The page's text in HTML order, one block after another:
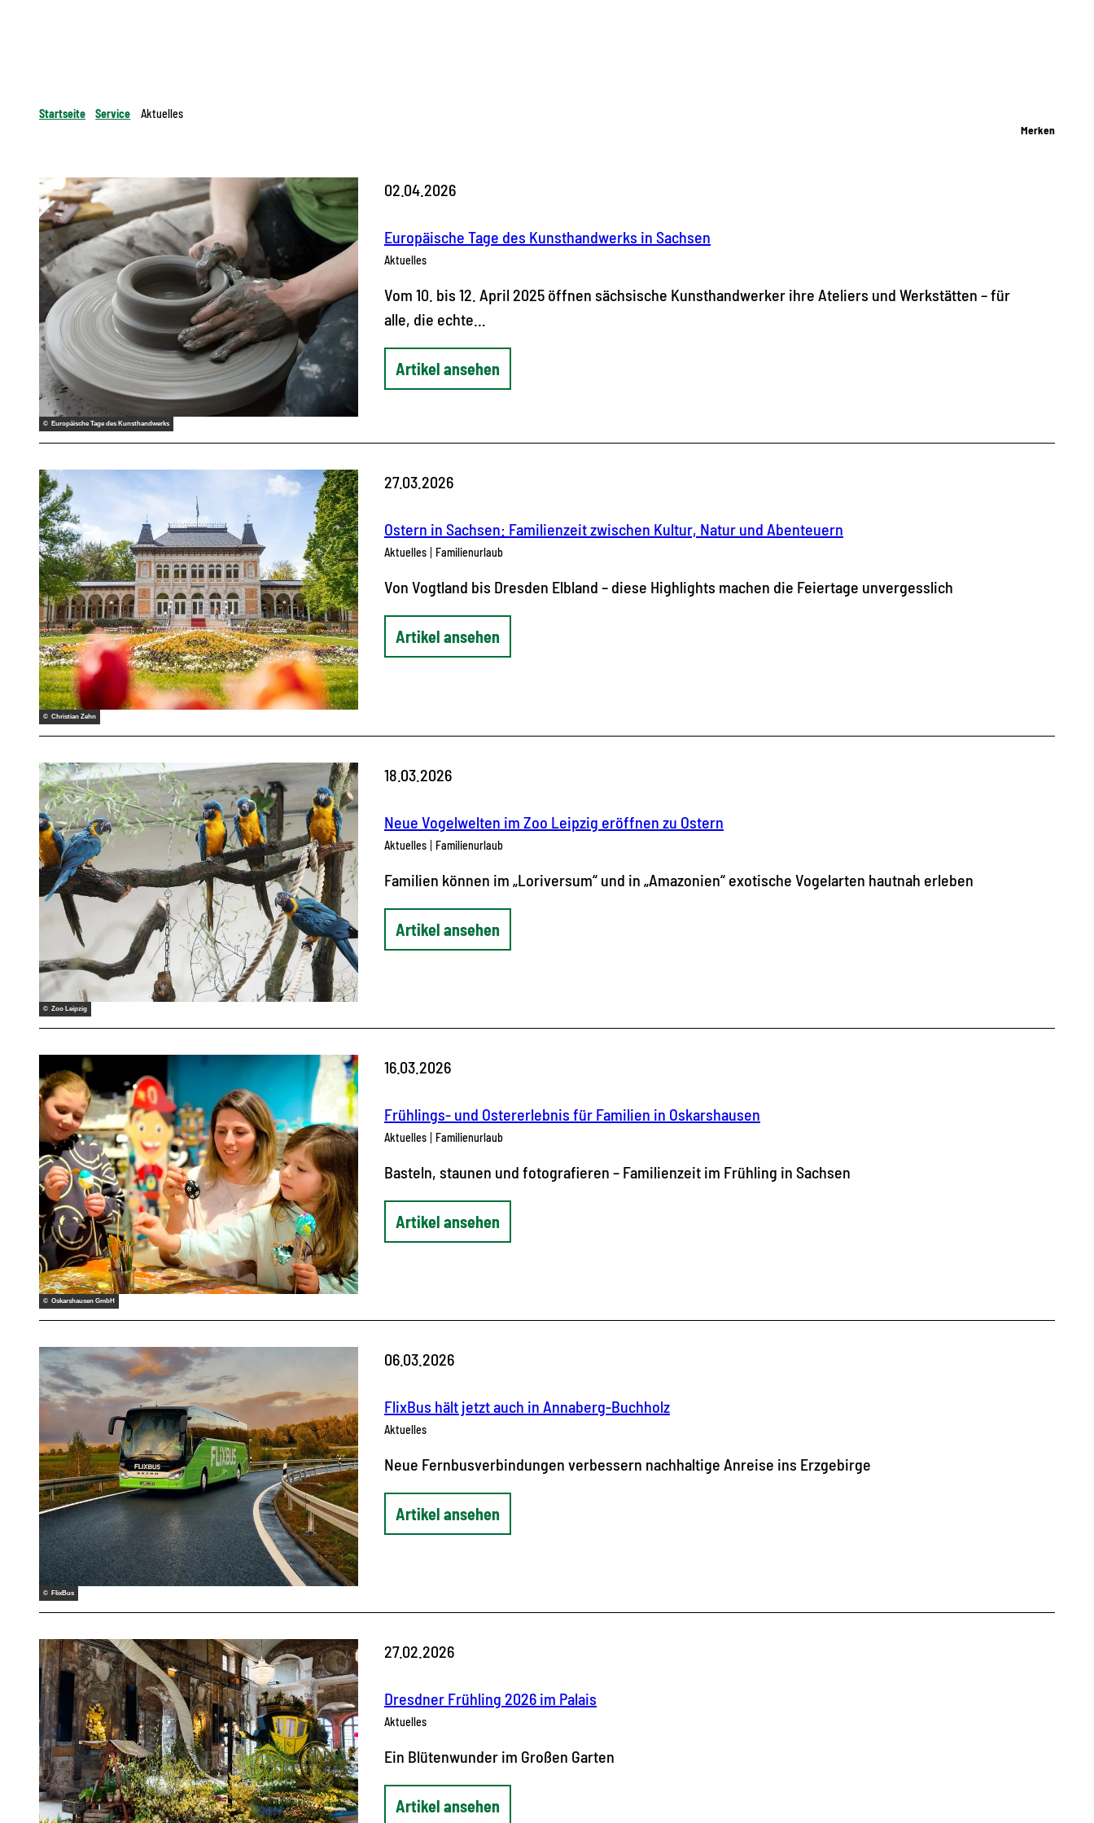
Startseite Service
Aktuelles
Merken
© Europäische Tage des Kunsthandwerks
02.04.2026
Europäische Tage des Kunsthandwerks in Sachsen
Aktuelles
Vom 10. bis 12. April 2025 öffnen sächsische Kunsthandwerker ihre Ateliers und Werkstätten – für
alle, die echte…
Artikel ansehen
© Christian Zehn
27.03.2026
Ostern in Sachsen: Familienzeit zwischen Kultur, Natur und Abenteuern
Aktuelles Familienurlaub
Von Vogtland bis Dresden Elbland – diese Highlights machen die Feiertage unvergesslich
Artikel ansehen
© Zoo Leipzig
18.03.2026
Neue Vogelwelten im Zoo Leipzig eröffnen zu Ostern
Aktuelles Familienurlaub
Familien können im „Loriversum“ und in „Amazonien“ exotische Vogelarten hautnah erleben
Artikel ansehen
© Oskarshausen GmbH
16.03.2026
Frühlings- und Ostererlebnis für Familien in Oskarshausen
Aktuelles Familienurlaub
Basteln, staunen und fotografieren – Familienzeit im Frühling in Sachsen
Artikel ansehen
© FlixBus
06.03.2026
FlixBus hält jetzt auch in Annaberg-Buchholz
Aktuelles
Neue Fernbusverbindungen verbessern nachhaltige Anreise ins Erzgebirge
Artikel ansehen
27.02.2026
Dresdner Frühling 2026 im Palais
Aktuelles
Ein Blütenwunder im Großen Garten
Artikel ansehen